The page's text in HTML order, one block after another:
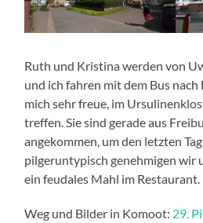
Ruth und Kristina werden von
und ich fahren mit dem Bus
mich sehr freue, im
treffen. Sie sind gerade aus
angekommen, um den letzten
pilgeruntypisch genehmigen wir
ein feudales Mahl im Restaurant.
Weg und Bilder in Komoot: 29.